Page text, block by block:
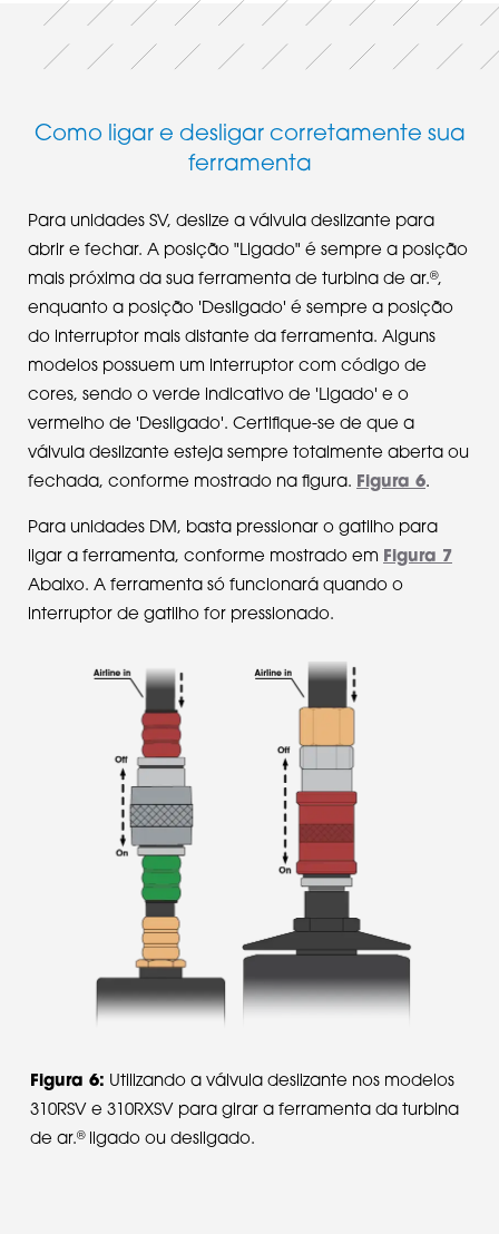
Figura 6: Utilizando a válvula deslizante nos modelos
310RSV e 310RXSV para girar a ferramenta da turbina
de ar.®ligado ou desligado.
Como ligar e desligar corretamente sua
ferramenta
Para unidades SV, deslize a válvula deslizante para
abrir e fechar. A posição "Ligado" é sempre a posição
mais próxima da sua ferramenta de turbina de ar.®,
enquanto a posição 'Desligado' é sempre a posição
do interruptor mais distante da ferramenta. Alguns
modelos possuem um interruptor com código de
cores, sendo o verde indicativo de 'Ligado' e o
vermelho de 'Desligado'. Certifique-se de que a
válvula deslizante esteja sempre totalmente aberta ou
fechada, conforme mostrado na figura. Figura 6.
Para unidades DM, basta pressionar o gatilho para
ligar a ferramenta, conforme mostrado em Figura 7
Abaixo. A ferramenta só funcionará quando o
interruptor de gatilho for pressionado.